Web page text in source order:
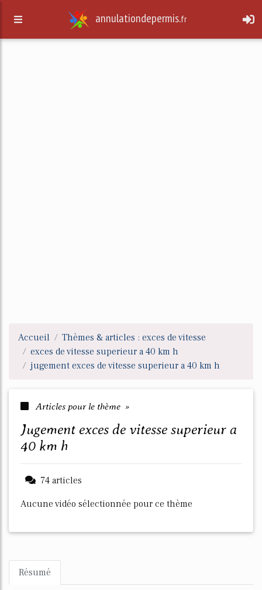
annulationdepermis.fr
Accueil
Thèmes & articles : exces de vitesse
exces de vitesse superieur a 40 km h
jugement exces de vitesse superieur a 40 km h
Articles pour le thème »
jugement exces de vitesse superieur a
40 km h
74 articles
Aucune vidéo sélectionnée pour ce thème
Résumé